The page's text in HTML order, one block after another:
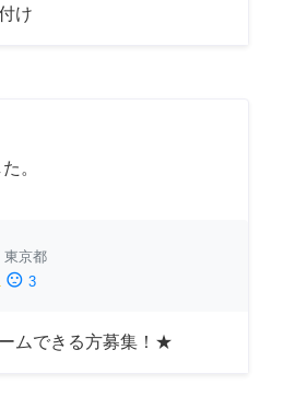
け
。
東京都
sentiment_dissatisfied 3
ムできる方募集！★